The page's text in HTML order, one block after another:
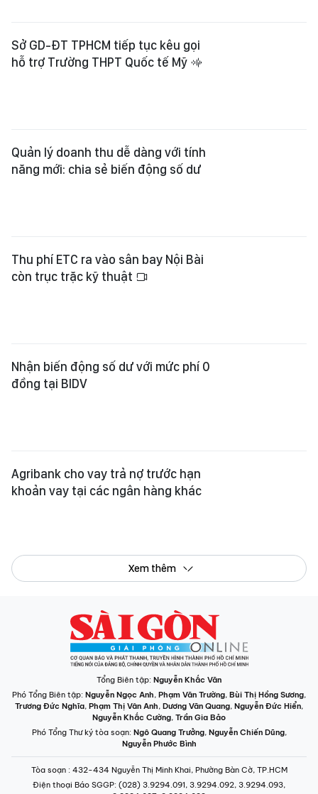
Sở GD-ĐT TPHCM tiếp tục kêu gọi
hỗ trợ Trường THPT Quốc tế Mỹ
Quản lý doanh thu dễ dàng với tính
năng mới: chia sẻ biến động số dư
Thu phí ETC ra vào sân bay Nội Bài
còn trục trặc kỹ thuật
Nhận biến động số dư với mức phí 0
đồng tại BIDV
Agribank cho vay trả nợ trước hạn
khoản vay tại các ngân hàng khác
Xem thêm
Tổng Biên tập: Nguyễn Khắc Văn
Phó Tổng Biên tập: Nguyễn Ngọc Anh, Phạm Văn Trường, Bùi Thị Hồng Sương,
Trương Đức Nghĩa, Phạm Thị Vân Anh, Dương Văn Quang, Nguyễn Đức Hiển,
Nguyễn Khắc Cường, Trần Gia Bảo
Phó Tổng Thư ký tòa soạn: Ngô Quang Trưởng, Nguyễn Chiến Dũng,
Nguyễn Phước Bình
Tòa soạn : 432-434 Nguyễn Thị Minh Khai, Phường Bàn Cờ, TP.HCM
Điện thoại Báo SGGP: (028) 3.9294.091, 3.9294.092, 3.9294.093,